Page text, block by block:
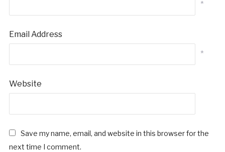
*
Email Address
*
Website
Save my name, email, and website in this browser for the
next time I comment.